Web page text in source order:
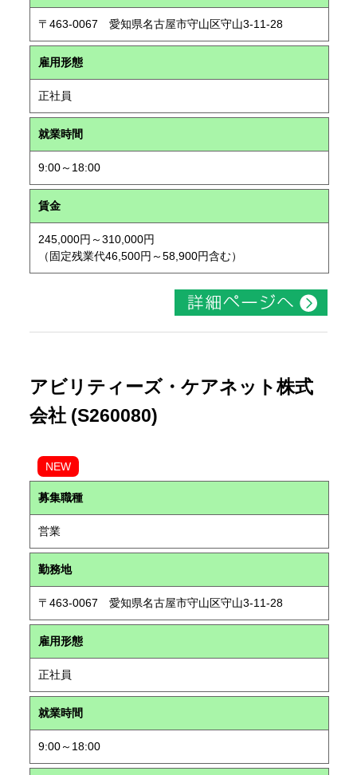
〒463-0067 愛知県名古屋市守山区守山3-11-28
雇用形態
正社員
就業時間
9:00～18:00
賃金
245,000円～310,000円
（固定残業代46,500円～58,900円含む）
アビリティーズ・ケアネット株式
会社 (S260080)
NEW
募集職種
営業
勤務地
〒463-0067 愛知県名古屋市守山区守山3-11-28
雇用形態
正社員
就業時間
9:00～18:00